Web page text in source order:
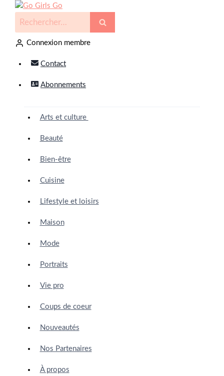
Connexion membre
Contact
Abonnements
Arts et culture
Beauté
Bien-être
Cuisine
Lifestyle et loisirs
Maison
Mode
Portraits
Vie pro
Coups de coeur
Nouveautés
Nos Partenaires
À propos